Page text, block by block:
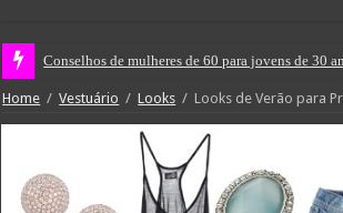
Conselhos de mulheres de 60 para jovens de 30
Home / Vestuário / Looks / Looks de Verão para